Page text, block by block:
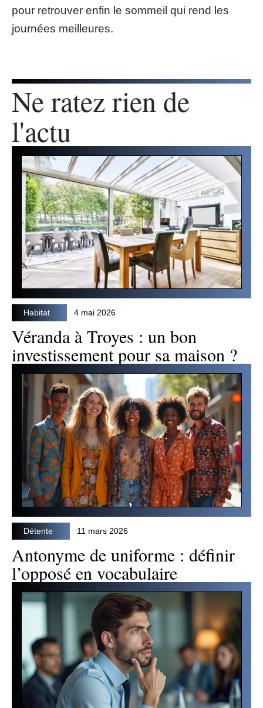
pour retrouver enfin le sommeil qui rend les
journées meilleures.
Ne ratez rien de
l'actu
Habitat 4 mai 2026
Véranda à Troyes : un bon
investissement pour sa maison ?
Détente 11 mars 2026
Antonyme de uniforme : définir
l’opposé en vocabulaire